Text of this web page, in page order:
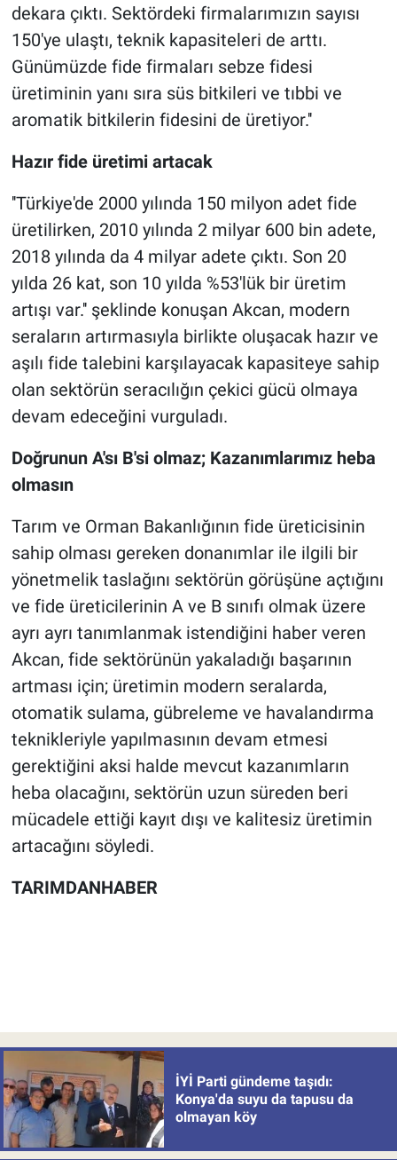
dekara çıktı. Sektördeki firmalarımızın sayısı
150'ye ulaştı, teknik kapasiteleri de arttı.
Günümüzde fide firmaları sebze fidesi
üretiminin yanı sıra süs bitkileri ve tıbbi ve
aromatik bitkilerin fidesini de üretiyor.''
Hazır fide üretimi artacak
''Türkiye'de 2000 yılında 150 milyon adet fide
üretilirken, 2010 yılında 2 milyar 600 bin adete,
2018 yılında da 4 milyar adete çıktı. Son 20
yılda 26 kat, son 10 yılda %53'lük bir üretim
artışı var.'' şeklinde konuşan Akcan, modern
seraların artırmasıyla birlikte oluşacak hazır ve
aşılı fide talebini karşılayacak kapasiteye sahip
olan sektörün seracılığın çekici gücü olmaya
devam edeceğini vurguladı.
Doğrunun A'sı B'si olmaz; Kazanımlarımız heba
olmasın
Tarım ve Orman Bakanlığının fide üreticisinin
sahip olması gereken donanımlar ile ilgili bir
yönetmelik taslağını sektörün görüşüne açtığını
ve fide üreticilerinin A ve B sınıfı olmak üzere
ayrı ayrı tanımlanmak istendiğini haber veren
Akcan, fide sektörünün yakaladığı başarının
artması için; üretimin modern seralarda,
otomatik sulama, gübreleme ve havalandırma
teknikleriyle yapılmasının devam etmesi
gerektiğini aksi halde mevcut kazanımların
heba olacağını, sektörün uzun süreden beri
mücadele ettiği kayıt dışı ve kalitesiz üretimin
artacağını söyledi.
TARIMDANHABER
İYİ Parti gündeme taşıdı:
Konya'da suyu da tapusu da
olmayan köy